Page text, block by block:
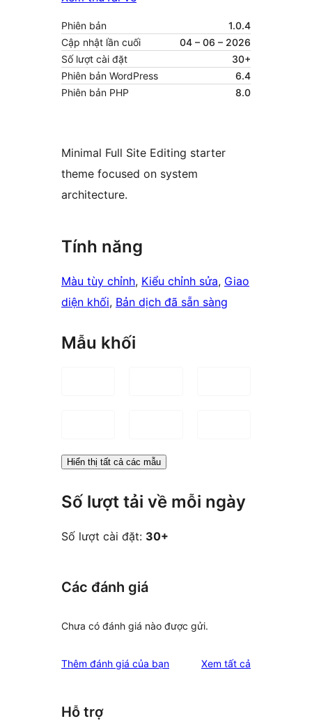
Phiên bản
1.0.4
Cập nhật lần cuối
04 – 06 – 2026
Số lượt cài đặt
30+
Phiên bản WordPress
6.4
Phiên bản PHP
8.0
Minimal Full Site Editing starter
theme focused on system
architecture.
Tính năng
Màu tùy chỉnh, Kiểu chỉnh sửa, Giao
diện khối, Bản dịch đã sẵn sàng
Mẫu khối
Hiển thị tất cả các mẫu
Số lượt tải về mỗi ngày
Số lượt cài đặt: 30+
Các đánh giá
Chưa có đánh giá nào được gửi.
Thêm đánh giá của bạn Xem tất cả
Hỗ trợ